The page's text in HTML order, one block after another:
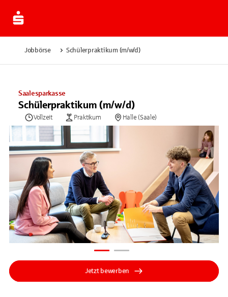
Jobbörse Schülerpraktikum (m/w/d)
Saalesparkasse
Schülerpraktikum (m/w/d)
Vollzeit Praktikum Halle (Saale)
Jetzt bewerben